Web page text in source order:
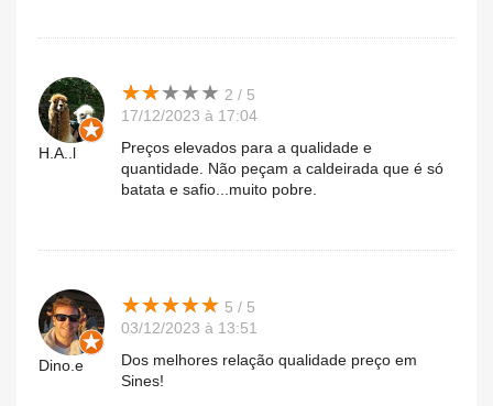
H.A..l
★★★★★
★★★★★ 2 / 5
17/12/2023 à 17:04
Preços elevados para a qualidade e
quantidade. Não peçam a caldeirada que é só
batata e safio...muito pobre.
Dino.e
★★★★★
★★★★★ 5 / 5
03/12/2023 à 13:51
Dos melhores relação qualidade preço em
Sines!